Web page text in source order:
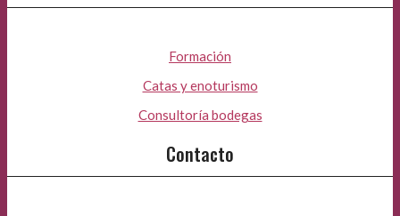
Formación
Catas y enoturismo
Consultoría bodegas
Contacto